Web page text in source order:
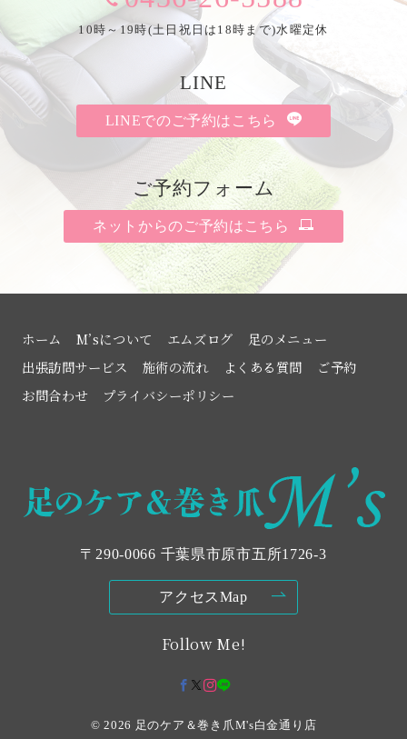
10時～19時(土日祝日は18時まで)水曜定休
LINE
LINEでのご予約はこちら
ご予約フォーム
ネットからのご予約はこちら
ホーム M’sについて エムズログ
足のメニュー
出張訪問サービス
施術の流れ よくある質問
ご予約
お問合わせ
プライバシーポリシー
〒290-0066 千葉県市原市五所1726‐3
アクセスMap
Follow Me!
© 2026 足のケア＆巻き爪M's白金通り店